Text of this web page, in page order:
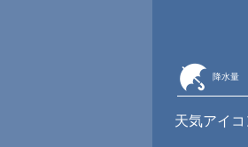
降水量
天気アイ